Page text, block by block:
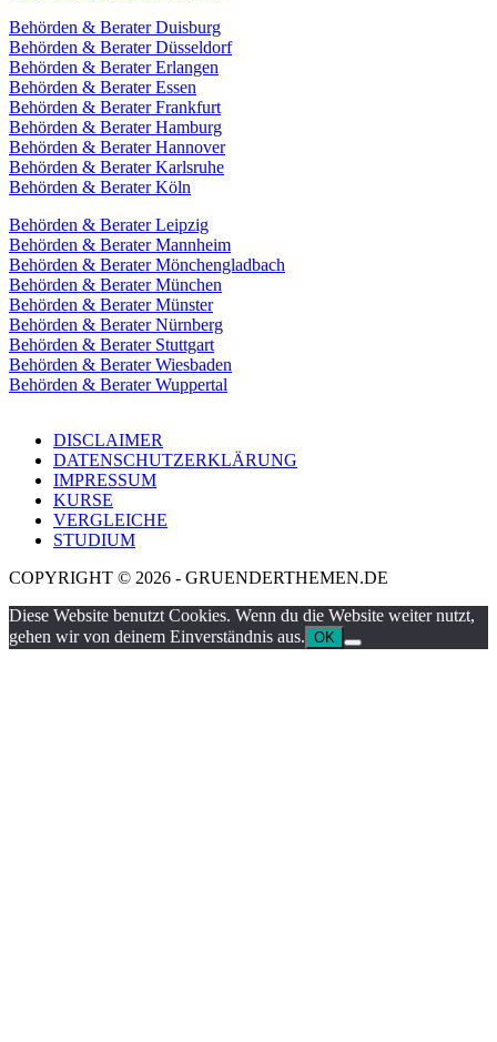
Behörden & Berater Duisburg
Behörden & Berater Düsseldorf
Behörden & Berater Erlangen
Behörden & Berater Essen
Behörden & Berater Frankfurt
Behörden & Berater Hamburg
Behörden & Berater Hannover
Behörden & Berater Karlsruhe
Behörden & Berater Köln
Behörden & Berater Leipzig
Behörden & Berater Mannheim
Behörden & Berater Mönchengladbach
Behörden & Berater München
Behörden & Berater Münster
Behörden & Berater Nürnberg
Behörden & Berater Stuttgart
Behörden & Berater Wiesbaden
Behörden & Berater Wuppertal
DISCLAIMER
DATENSCHUTZERKLÄRUNG
IMPRESSUM
KURSE
VERGLEICHE
STUDIUM
COPYRIGHT © 2026 - GRUENDERTHEMEN.DE
Diese Website benutzt Cookies. Wenn du die Website weiter nutzt,
gehen wir von deinem Einverständnis aus. OK